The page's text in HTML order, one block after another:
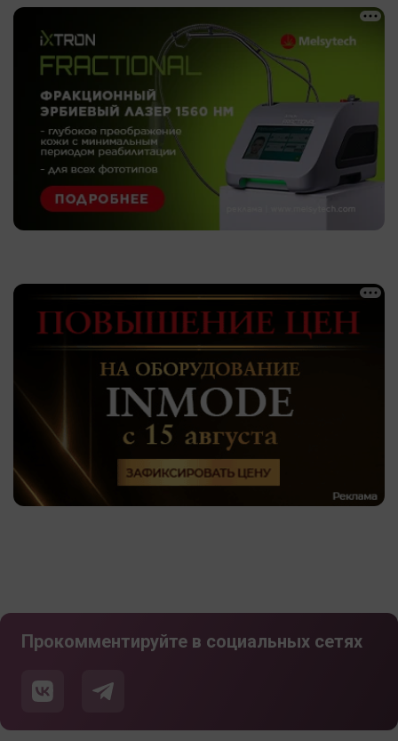
Прокомментируйте в социальных сетях